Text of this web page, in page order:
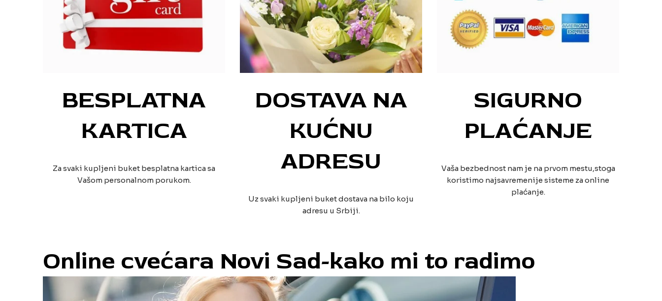
BESPLATNA
KARTICA
Za svaki kupljeni buket besplatna kartica sa
Vašom personalnom porukom.
DOSTAVA NA
KUĆNU
ADRESU
Uz svaki kupljeni buket dostava na bilo koju
adresu u Srbiji.
SIGURNO
PLAĆANJE
Vaša bezbednost nam je na prvom mestu,stoga
koristimo najsavremenije sisteme za online
plaćanje.
Online cvećara Novi Sad-kako mi to radimo